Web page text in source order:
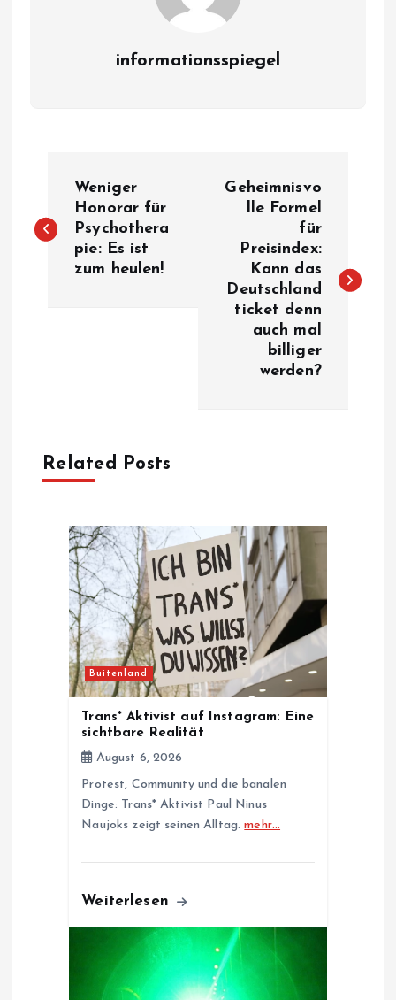
informationsspiegel
o
Weniger
Honorar für
Psychothera
pie: Es ist
zum heulen!
Geheimnisvo
lle Formel
für
Preisindex:
Kann das
Deutschland
ticket denn
auch mal
billiger
werden?
Related Posts
Buitenland
Trans* Aktivist auf Instagram: Eine
sichtbare Realität
August 6, 2026
Protest, Community und die banalen
Dinge: Trans* Aktivist Paul Ninus
Naujoks zeigt seinen Alltag.mehr…
Weiterlesen